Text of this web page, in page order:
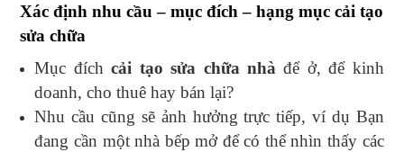
Xác định nhu cầu – mục đích – hạng mục cải tạo
sửa chữa
Mục đíchcải tạo sửa chữa nhàđể ở, để kinh
doanh, cho thuê hay bán lại?
Nhu cầu cũng sẽ ảnh hưởng trực tiếp, ví dụ Bạn
đang cần một nhà bếp mở để có thể nhìn thấy các